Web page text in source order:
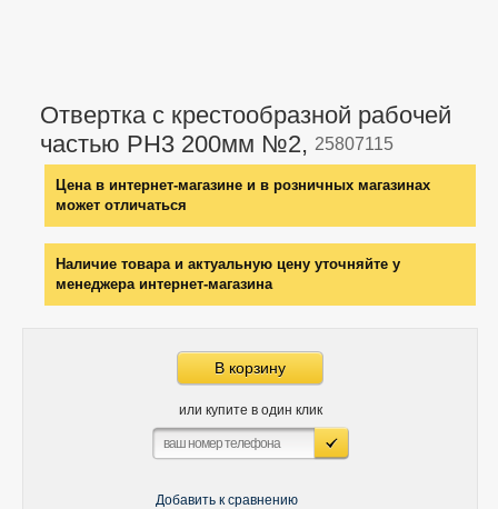
Отвертка с крестообразной рабочей
частью РН3 200мм №2, 25807115
Цена в интернет-магазине и в розничных магазинах
может отличаться
Наличие товара и актуальную цену уточняйте у
менеджера интернет-магазина
В корзину
или купите в один клик
Добавить к сравнению